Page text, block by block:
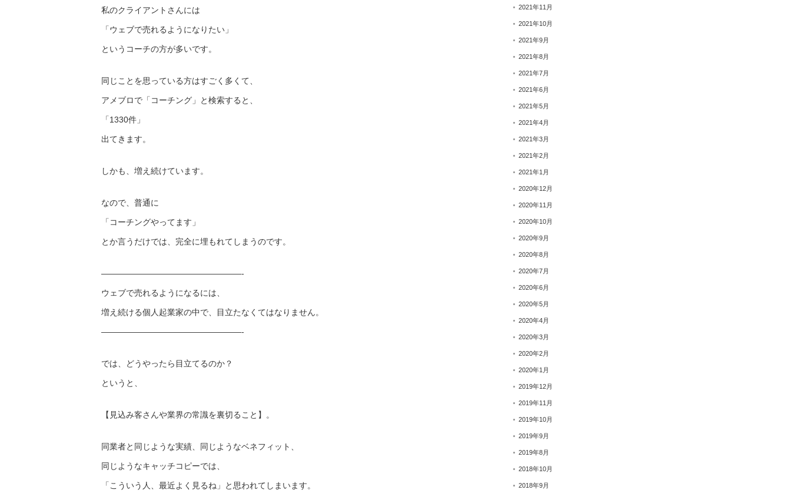
私のクライアントさんには
「ウェブで売れるようになりたい」
というコーチの方が多いです。
同じことを思っている方はすごく多くて、
アメブロで「コーチング」と検索すると、
「1330件」
出てきます。
しかも、増え続けています。
なので、普通に
「コーチングやってます」
とか言うだけでは、完全に埋もれてしまうのです。
—————————————————-
ウェブで売れるようになるには、
増え続ける個人起業家の中で、目立たなくてはなりません。
—————————————————-
では、どうやったら目立てるのか？
というと、
【見込み客さんや業界の常識を裏切ること】。
同業者と同じような実績、同じようなベネフィット、
同じようなキャッチコピーでは、
「こういう人、最近よく見るね」と思われてしまいます。
2021年11月
2021年10月
2021年9月
2021年8月
2021年7月
2021年6月
2021年5月
2021年4月
2021年3月
2021年2月
2021年1月
2020年12月
2020年11月
2020年10月
2020年9月
2020年8月
2020年7月
2020年6月
2020年5月
2020年4月
2020年3月
2020年2月
2020年1月
2019年12月
2019年11月
2019年10月
2019年9月
2019年8月
2018年10月
2018年9月